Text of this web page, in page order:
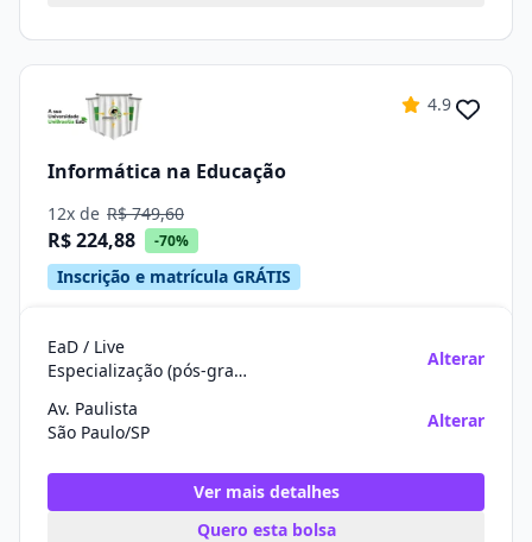
4.9
Informática na Educação
12x de R$ 749,60
R$ 224,88 -70%
Inscrição e matrícula GRÁTIS
EaD / Live
Especialização (pós-graduação)
Alterar
Av. Paulista
São Paulo/SP
Alterar
Ver mais detalhes
Quero esta bolsa